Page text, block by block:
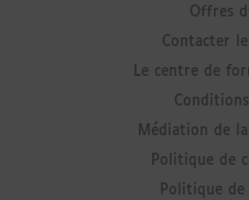
Offres
Contacter
Le centre de
Médiation de
Politique de
Politique de